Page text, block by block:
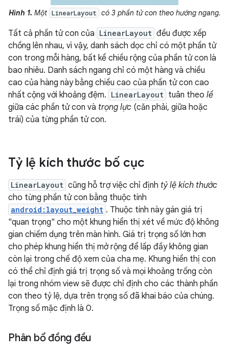
Hình 1. Một LinearLayout có 3 phần tử con theo hướng ngang.
Tất cả phần tử con của LinearLayout đều được xếp
chồng lên nhau, vì vậy, danh sách dọc chỉ có một phần tử
con trong mỗi hàng, bất kể chiều rộng của phần tử con là
bao nhiêu. Danh sách ngang chỉ có một hàng và chiều
cao của hàng này bằng chiều cao của phần tử con cao
nhất cộng với khoảng đệm. LinearLayout tuân theo lề
giữa các phần tử con và trọng lực (căn phải, giữa hoặc
trái) của từng phần tử con.
Tỷ lệ kích thước bố cục
LinearLayout cũng hỗ trợ việc chỉ định tỷ lệ kích thước
cho từng phần tử con bằng thuộc tính
android:layout_weight . Thuộc tính này gán giá trị
"quan trọng" cho một khung hiển thị xét về mức độ không
gian chiếm dụng trên màn hình. Giá trị trọng số lớn hơn
cho phép khung hiển thị mở rộng để lấp đầy không gian
còn lại trong chế độ xem của cha mẹ. Khung hiển thị con
có thể chỉ định giá trị trọng số và mọi khoảng trống còn
lại trong nhóm view sẽ được chỉ định cho các thành phần
con theo tỷ lệ, dựa trên trọng số đã khai báo của chúng.
Trọng số mặc định là 0.
Phân bổ đồng đều